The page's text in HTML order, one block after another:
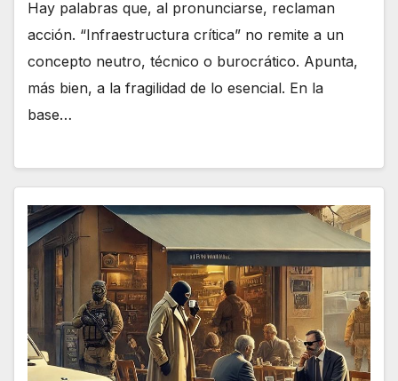
Hay palabras que, al pronunciarse, reclaman
acción. “Infraestructura crítica” no remite a un
concepto neutro, técnico o burocrático. Apunta,
más bien, a la fragilidad de lo esencial. En la
base…